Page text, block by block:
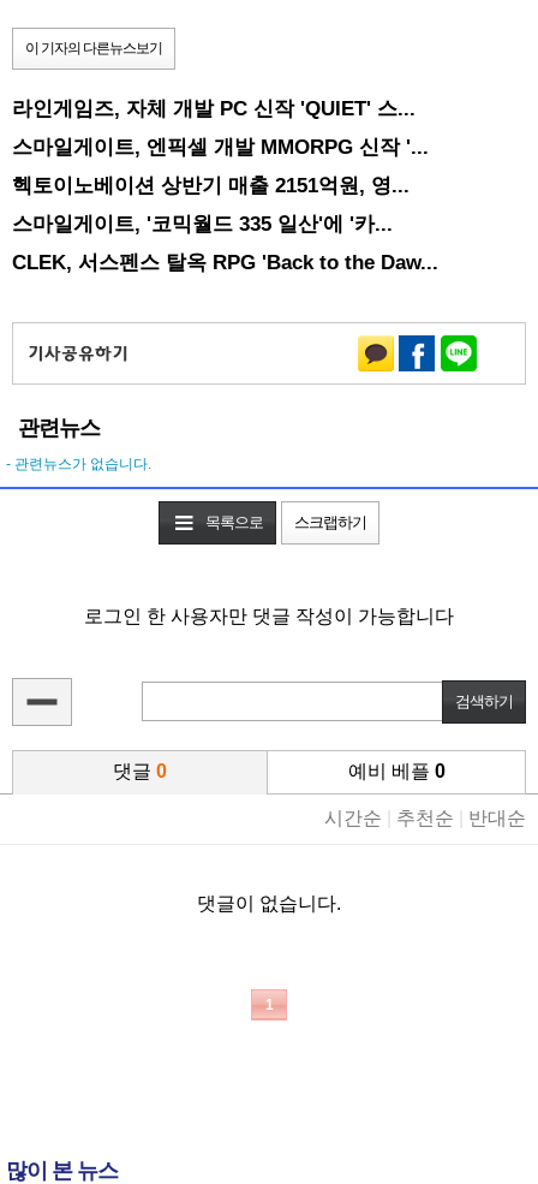
이 기자의 다른뉴스보기
라인게임즈, 자체 개발 PC 신작 'QUIET' 스...
스마일게이트, 엔픽셀 개발 MMORPG 신작 '...
헥토이노베이션 상반기 매출 2151억원, 영...
스마일게이트, '코믹월드 335 일산'에 '카...
CLEK, 서스펜스 탈옥 RPG 'Back to the Daw...
관련뉴스
- 관련뉴스가 없습니다.
목록으로 스크랩하기
로그인 한 사용자만 댓글 작성이 가능합니다
댓글 0 예비 베플 0
시간순 추천순 반대순
댓글이 없습니다.
1
많이 본 뉴스